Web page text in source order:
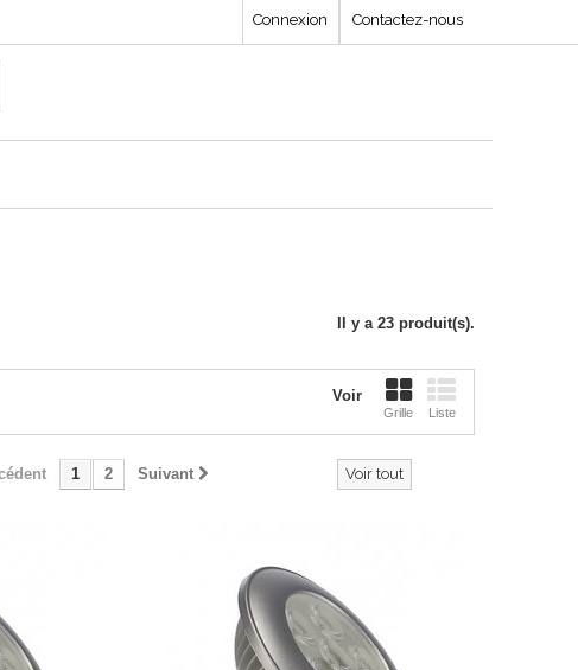
Contactez-nous
Connexion
Il y a 23 produit(s).
Voir
Grille Liste
Voir tout
1 2 Suivant